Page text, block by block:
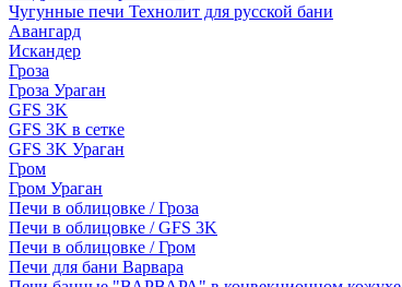
Чугунные печи Технолит для русской бани
Авангард
Искандер
Гроза
Гроза Ураган
GFS 3K
GFS 3K в сетке
GFS 3K Ураган
Гром
Гром Ураган
Печи в облицовке / Гроза
Печи в облицовке / GFS 3K
Печи в облицовке / Гром
Печи для бани Варвара